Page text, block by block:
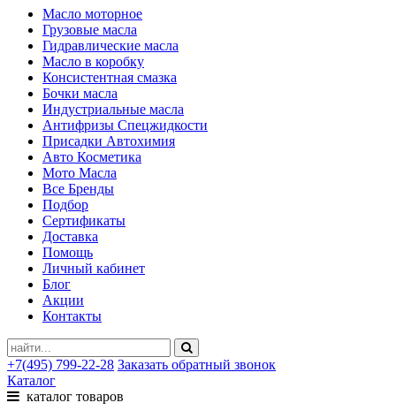
Масло моторное
Грузовые масла
Гидравлические масла
Масло в коробку
Консистентная смазка
Бочки масла
Индустриальные масла
Антифризы Спецжидкости
Присадки Автохимия
Авто Косметика
Мото Масла
Все Бренды
Подбор
Сертификаты
Доставка
Помощь
Личный кабинет
Блог
Акции
Контакты
+7(495) 799-22-28 Заказать обратный звонок
Каталог
каталог товаров